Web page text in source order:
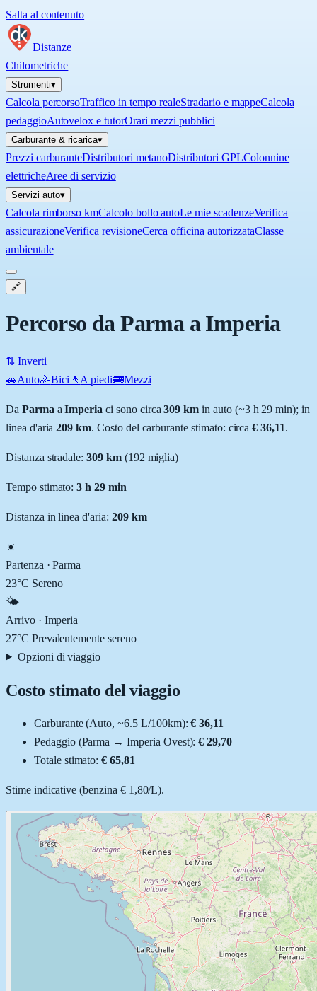
Salta al contenuto
Distanze
Chilometriche
Strumenti▾
Calcola percorsoTraffico in tempo realeStradario e mappeCalcola
pedaggioAutovelox e tutorOrari mezzi pubblici
Carburante & ricarica▾
Prezzi carburanteDistributori metanoDistributori GPLColonnine
elettricheAree di servizio
Servizi auto▾
Calcola rimborso kmCalcolo bollo autoLe mie scadenzeVerifica
assicurazioneVerifica revisioneCerca officina autorizzataClasse
ambientale
🔗
Percorso da Parma a Imperia
⇅ Inverti
🚗Auto🚴Bici 🚶 A piedi🚌Mezzi
Da Parma aImperia ci sono circa 309 km in auto (~3 h 29 min); in
linea d'aria209 km. Costo del carburante stimato: circa € 36,11.
Distanza stradale:309km (192 miglia)
Tempo stimato:3 h 29 min
Distanza in linea d'aria: 209km
☀️
Partenza ·Parma
23°C Sereno
🌤️
Arrivo · Imperia
27°C Prevalentemente sereno
Opzioni di viaggio
Costo stimato del viaggio
Carburante (Auto, ~6.5 L/100km): € 36,11
Pedaggio (Parma →Imperia Ovest): € 29,70
Totale stimato:€ 65,81
Stime indicative (benzina € 1,80/L).